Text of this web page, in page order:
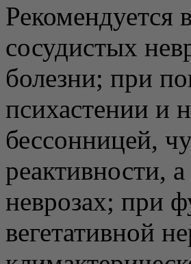
Рекомендуется
сосудистых
болезни; при
психастении и
бессонницей,
реактивности,
неврозах; при
вегетативной